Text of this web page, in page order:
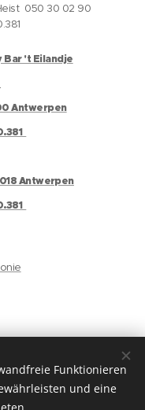
050 30 02 90
Bar 't Eilandje
Antwerpen
Antwerpen
Funktionieren
und eine